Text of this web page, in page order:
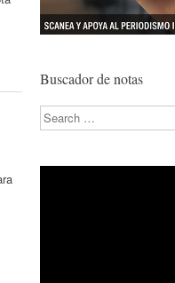
Buscador de notas
Search